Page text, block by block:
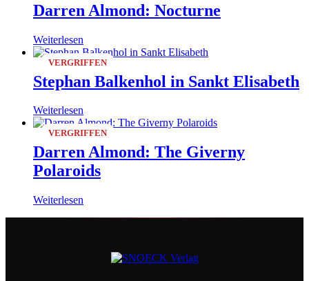
Darren Almond: Nocturne
Weiterlesen
VERGRIFFEN
Stephan Balkenhol in Sankt Elisabeth
Weiterlesen
VERGRIFFEN
Darren Almond: The Giverny
Polaroids
Weiterlesen